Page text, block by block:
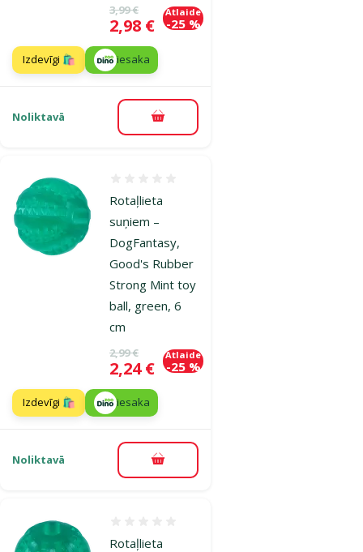
Oriģinālā cena
3,99 €
Cena
2,98 €
Atlaide
-25 %
Izdevīgi 🛍️ iesaka
Noliktavā Pievienot grozam
Rotaļlieta
suņiem –
DogFantasy,
Good's Rubber
Strong Mint toy
ball, green, 6
cm
Oriģinālā cena
2,99 €
Cena
2,24 €
Atlaide
-25 %
Izdevīgi 🛍️ iesaka
Noliktavā Pievienot grozam
Rotaļlieta